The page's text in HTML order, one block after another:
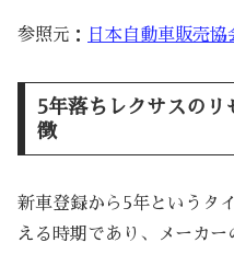
参照元： 日本自動車販売協
5年落ちレクサスのリ
徴
新車登録から5年というタ
える時期であり、メーカ